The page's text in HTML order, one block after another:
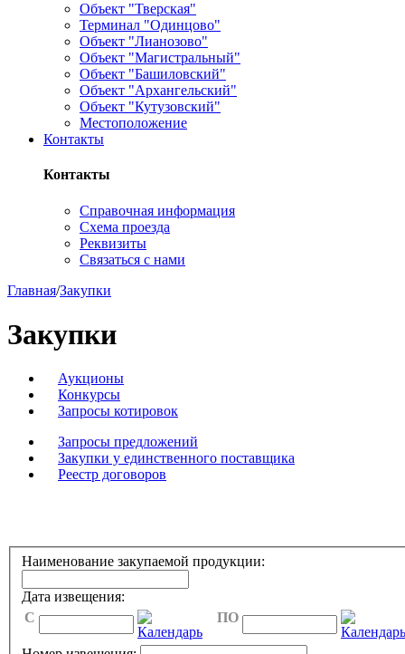
Объект "Тверская"
Терминал "Одинцово"
Объект "Лианозово"
Объект "Магистральный"
Объект "Башиловский"
Объект "Архангельский"
Объект "Кутузовский"
Местоположение
Контакты
Контакты
Справочная информация
Схема проезда
Реквизиты
Связаться с нами
Главная/Закупки
Закупки
Аукционы
Конкурсы
Запросы котировок
Запросы предложений
Закупки у единственного поставщика
Реестр договоров
Наименование закупаемой продукции:
Дата извещения:
C
ПО